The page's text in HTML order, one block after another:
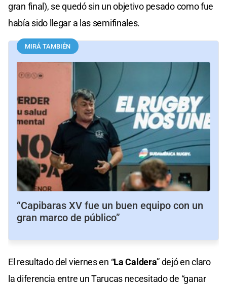
gran final), se quedó sin un objetivo pesado como fue
había sido llegar a las semifinales.
MIRÁ TAMBIÉN
“Capibaras XV fue un buen equipo con un
gran marco de público”
El resultado del viernes en “La Caldera” dejó en claro
la diferencia entre un Tarucas necesitado de “ganar